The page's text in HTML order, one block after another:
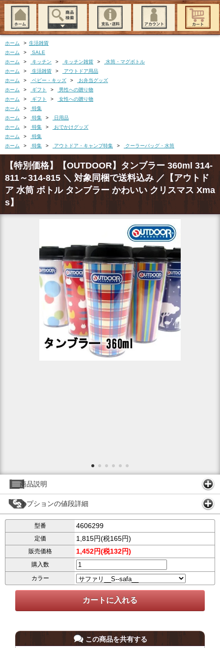
ホーム > 生活雑貨
ホーム
>
SALE
ホーム
> キッチン > キッチン雑貨 >
水筒・マグボトル
ホーム
> 生活雑貨 >
アウトドア用品
ホーム
> ベビー・キッズ >
お弁当グッズ
ホーム
> ギフト >
男性への贈り物
ホーム
> ギフト >
女性への贈り物
ホーム
>
特集
ホーム
> 特集 >
日用品
ホーム
> 特集 >
おでかけグッズ
ホーム
>
特集
ホーム
> 特集 > アウトドア・キャンプ特集 > クーラーバッグ・水筒
【特別価格】【OUTDOOR】タンブラー 360ml 314-
811～314-815 ＼ 対象同梱で送料込み ／【アウトド
ア 水筒 ボトル タンブラー かわいい クリスマス Xma
s】
商品説明
オプションの値段詳細
型番 4606299
定価 1,815円(税165円)
販売価格 1,452円(税132円)
購入数
カラー
この商品を共有する